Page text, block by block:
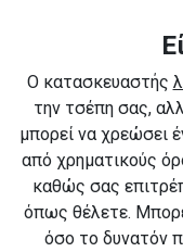
Ο κατασκευαστής
την τσέπη σας,
μπορεί να χρεώσει
από χρηματικούς
καθώς σας
όπως θέλετε.
όσο το δυνατόν